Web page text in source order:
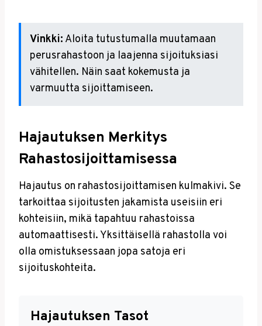
Vinkki: Aloita tutustumalla muutamaan
perusrahastoon ja laajenna sijoituksiasi
vähitellen. Näin saat kokemusta ja
varmuutta sijoittamiseen.
Hajautuksen Merkitys
Rahastosijoittamisessa
Hajautus on rahastosijoittamisen kulmakivi. Se
tarkoittaa sijoitusten jakamista useisiin eri
kohteisiin, mikä tapahtuu rahastoissa
automaattisesti. Yksittäisellä rahastolla voi
olla omistuksessaan jopa satoja eri
sijoituskohteita.
Hajautuksen Tasot